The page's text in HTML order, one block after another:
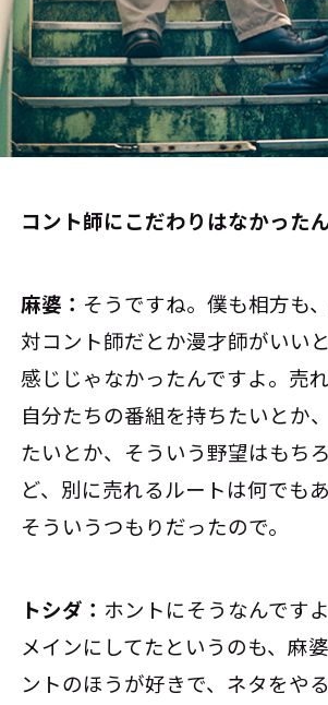
――コント師にこだわりはなかった
麻婆： そうですね。僕も相方も
対コント師だとか漫才師がいい
感じじゃなかったんですよ。売
自分たちの番組を持ちたいとか
たいとか、そういう野望はもち
ど、別に売れるルートは何でも
そういうつもりだったので。
トシダ： ホントにそうなんです
メインにしてたというのも、麻
ントのほうが好きで、ネタをや